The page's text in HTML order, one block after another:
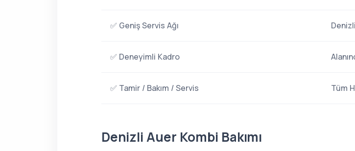
✅ Geniş Servis Ağı
✅ Deneyimli Kadro
✅ Tamir / Bakım / Servis Tüm
Denizli Auer Kombi Bakımı